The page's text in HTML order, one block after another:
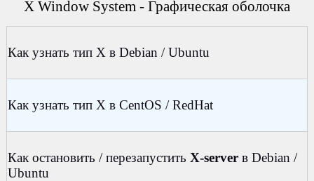
X Window System - Графическая оболочка
Как узнать тип X в Debian / Ubuntu
Как узнать тип X в CentOS / RedHat
Как остановить / перезапустить X-serverв Debian /
Ubuntu